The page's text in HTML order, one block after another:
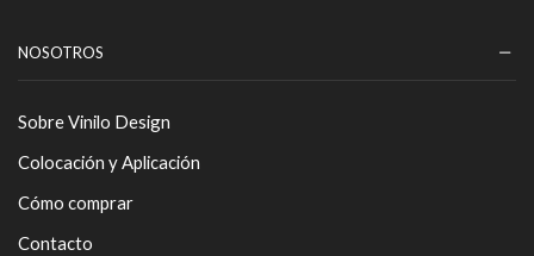
NOSOTROS
Sobre Vinilo Design
Colocación y Aplicación
Cómo comprar
Contacto